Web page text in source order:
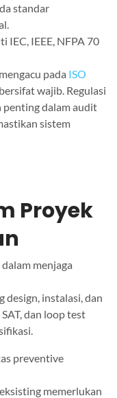
standar
IEC, IEEE, NFPA 70
pada ISO
wajib. Regulasi
penting dalam audit
sistem
Proyek
menjaga
design, instalasi, dan
SAT, dan loop test
preventive
memerlukan